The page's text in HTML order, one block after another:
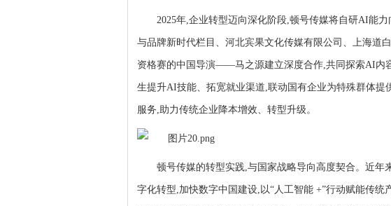
2025年,企业转型迈向深化阶段,顿号传媒将自研AI能力
与品牌新时代栏目 、 河北宾果文化传媒有限公司、上海道白
资格赛的中国导演——马之源建立深度合作,共同探索AI内
生提升AI技能、拓宽就业渠道,联动 国有企业为特殊群体提
服务,助力传统企业降本增效、转型升级。
顿号传媒的转型实践,与国家战略导向高度契合。近
字化转型,加快数字中国建设,以“人工智能 +”行动赋能传统